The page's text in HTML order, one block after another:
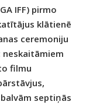
IFF) pirmo
klātienē
ceremoniju
neskaitāmiem
filmu
septiņās